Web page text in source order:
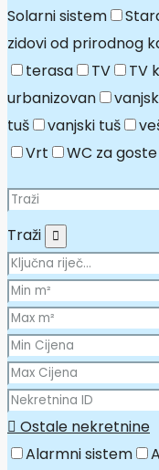
Solarni sistem
zidovi od prirodnog
terasa
TV TV
urbanizovan
tuš
vanjski tuš
Vrt
WC za goste
Traži
Ostale nekretnine
Alarmni sistem